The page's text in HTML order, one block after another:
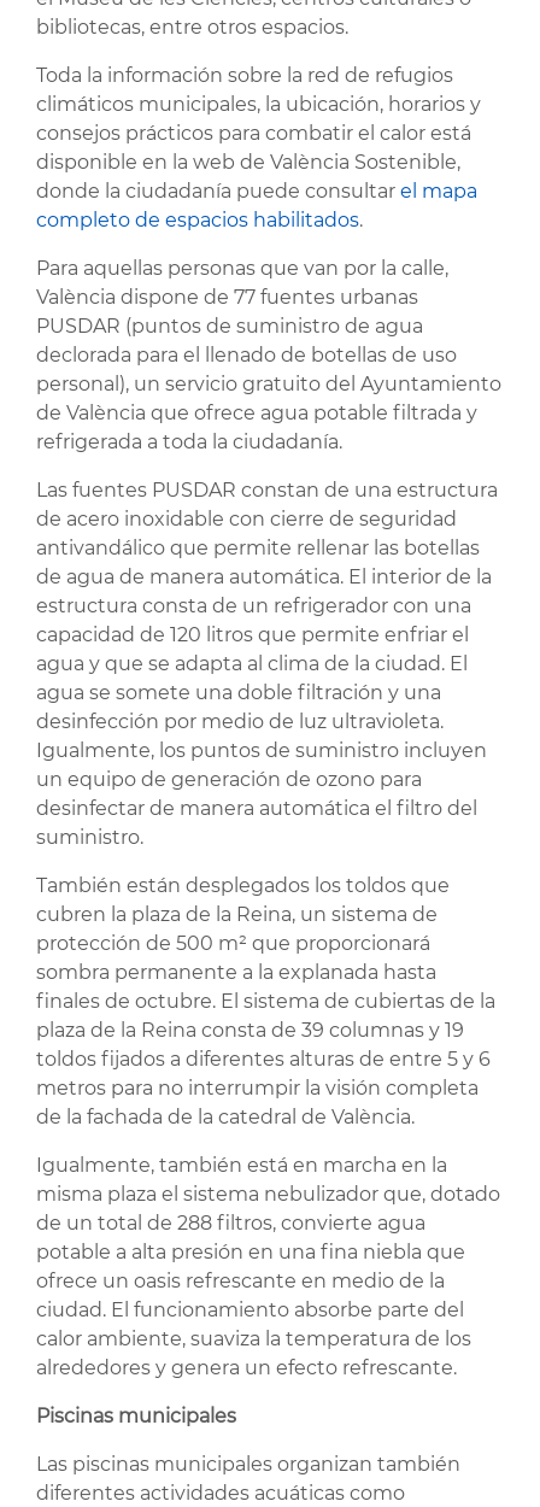
bibliotecas, entre otros espacios.
Toda la información sobre la red de refugios
climáticos municipales, la ubicación, horarios y
consejos prácticos para combatir el calor está
disponible en la web de València Sostenible,
donde la ciudadanía puede consultar el mapa
completo de espacios habilitados.
Para aquellas personas que van por la calle,
València dispone de 77 fuentes urbanas
PUSDAR (puntos de suministro de agua
declorada para el llenado de botellas de uso
personal), un servicio gratuito del Ayuntamiento
de València que ofrece agua potable filtrada y
refrigerada a toda la ciudadanía.
Las fuentes PUSDAR constan de una estructura
de acero inoxidable con cierre de seguridad
antivandálico que permite rellenar las botellas
de agua de manera automática. El interior de la
estructura consta de un refrigerador con una
capacidad de 120 litros que permite enfriar el
agua y que se adapta al clima de la ciudad. El
agua se somete una doble filtración y una
desinfección por medio de luz ultravioleta.
Igualmente, los puntos de suministro incluyen
un equipo de generación de ozono para
desinfectar de manera automática el filtro del
suministro.
También están desplegados los toldos que
cubren la plaza de la Reina, un sistema de
protección de 500 m² que proporcionará
sombra permanente a la explanada hasta
finales de octubre. El sistema de cubiertas de la
plaza de la Reina consta de 39 columnas y 19
toldos fijados a diferentes alturas de entre 5 y 6
metros para no interrumpir la visión completa
de la fachada de la catedral de València.
Igualmente, también está en marcha en la
misma plaza el sistema nebulizador que, dotado
de un total de 288 filtros, convierte agua
potable a alta presión en una fina niebla que
ofrece un oasis refrescante en medio de la
ciudad. El funcionamiento absorbe parte del
calor ambiente, suaviza la temperatura de los
alrededores y genera un efecto refrescante.
Piscinas municipales
Las piscinas municipales organizan también
diferentes actividades acuáticas como